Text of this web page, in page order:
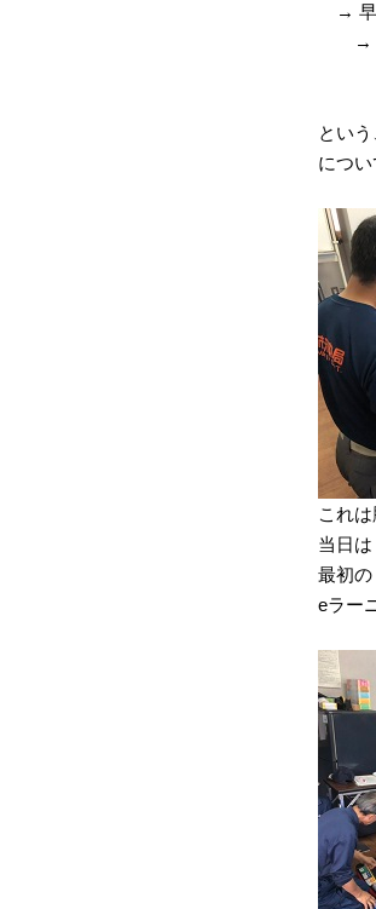
→ 早
→ 一
とい
につ
これ
当日
最初
eラー